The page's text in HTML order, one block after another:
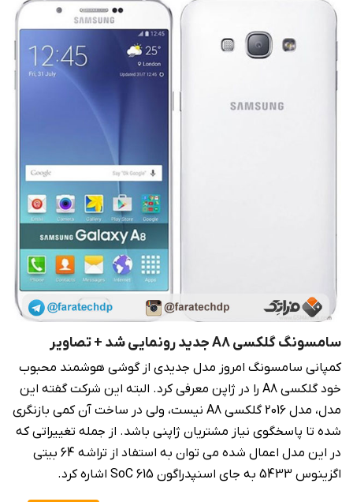
سامسونگ گلکسی A8 جدید رونمایی شد + تصاویر
کمپانی سامسونگ امروز مدل جدیدی از گوشی هوشمند محبوب
خود گلکسی A8 را در ژاپن معرفی کرد. البته این شرکت گفته این
مدل، مدل 2016 گلکسی A8 نیست، ولی در ساخت آن کمی بازنگری
شده تا پاسخگوی نیاز مشتریان ژاپنی باشد. از جمله تغییراتی که
در این مدل اعمال شده می توان به استفاد از تراشه 64 بیتی
اگزینوس 5433 به جای اسنپدراگون 615 SoC اشاره کرد.